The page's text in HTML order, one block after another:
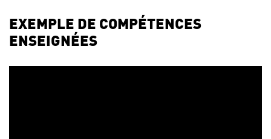
EXEMPLE DE COMPÉTENCES
ENSEIGNÉES